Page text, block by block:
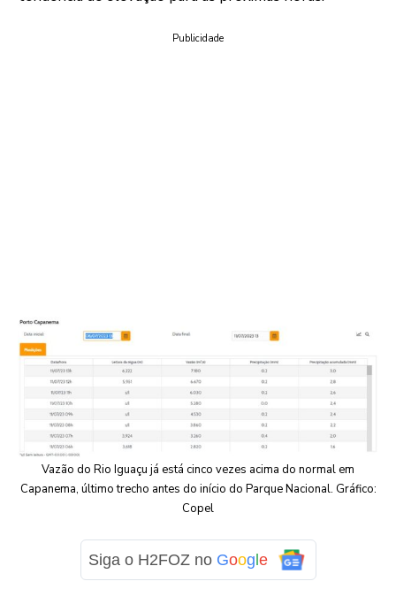
Publicidade
Vazão do Rio Iguaçu já está cinco vezes acima do normal em
Capanema, último trecho antes do início do Parque Nacional. Gráfico:
Copel
Siga o H2FOZ no Goog e